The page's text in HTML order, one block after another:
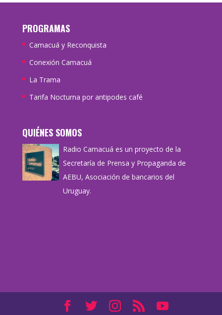
PROGRAMAS
Camacuá y Reconquista
Conexión Camacuá
La Trama
Tarifa Nocturna por antipodes café
QUIÉNES SOMOS
Radio Camacuá es un proyecto de la
Secretaría de Prensa y Propaganda de
AEBU, Asociación de bancarios del
Uruguay.